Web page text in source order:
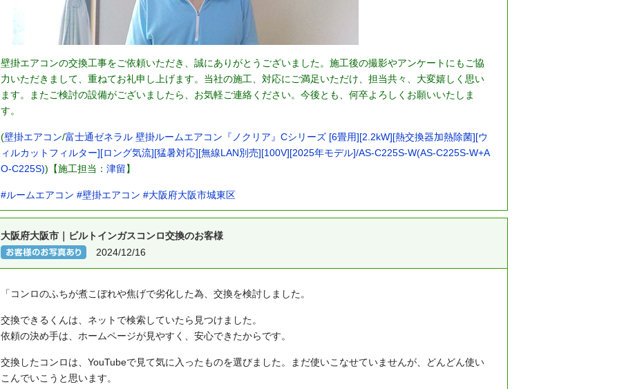
壁掛エアコンの交換工事をご依頼いただき、誠にありがとうございました。施工後の撮影やアンケートにもご協
力いただきまして、重ねてお礼申し上げます。当社の施工、対応にご満足いただけ、担当共々、大変嬉しく思い
ます。またご検討の設備がございましたら、お気軽ご連絡ください。今後とも、何卒よろしくお願いいたしま
す。
(壁掛エアコン/富士通ゼネラル 壁掛ルームエアコン『ノクリア』Cシリーズ [6畳用][2.2kW][熱交換器加熱除菌][ウ
ィルカットフィルター][ロング気流][猛暑対応][無線LAN別売][100V][2025年モデル]/AS-C225S-W(AS-C225S-W+A
O-C225S))【施工担当： 津留】
#ルームエアコン #壁掛エアコン #大阪府大阪市城東区
大阪府大阪市｜ビルトインガスコンロ交換のお客様
2024/12/16
「コンロのふちが煮こぼれや焦げで劣化した為、交換を検討しました。
交換できるくんは、ネットで検索していたら見つけました。
依頼の決め手は、ホームページが見やすく、安心できたからです。
交換したコンロは、YouTubeで見て気に入ったものを選びました。まだ使いこなせていませんが、どんどん使い
こんでいこうと思います。